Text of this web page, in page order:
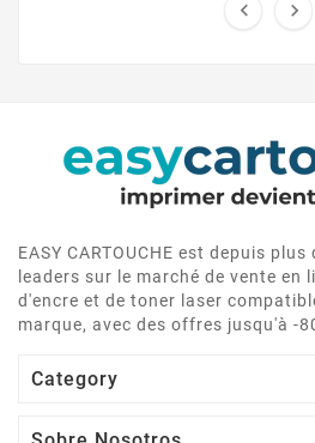
 
EASY CARTOUCHE est depuis
leaders sur le marché de vente en
d'encre et de toner laser
marque, avec des offres jusqu'à -
Category